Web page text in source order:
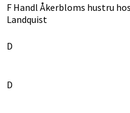
F Handl Åkerbloms hustru hos
Landquist
D
D